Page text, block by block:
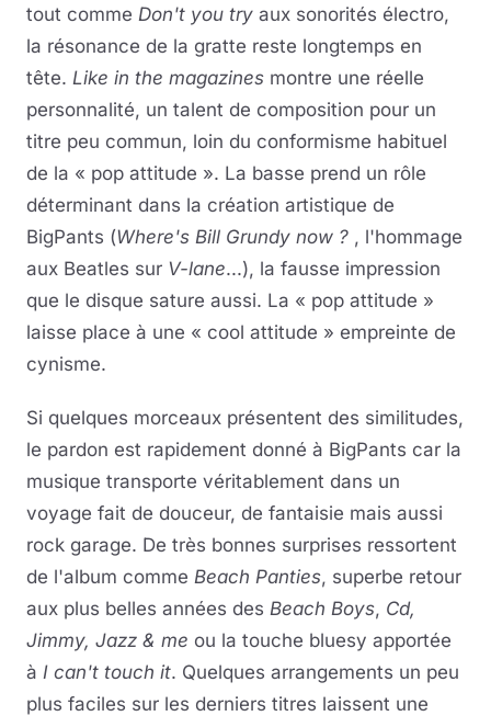
tout comme Don't you try aux sonorités électro,
la résonance de la gratte reste longtemps en
tête. Like in the magazines montre une réelle
personnalité, un talent de composition pour un
titre peu commun, loin du conformisme habituel
de la « pop attitude ». La basse prend un rôle
déterminant dans la création artistique de
BigPants (Where's Bill Grundy now ? , l'hommage
aux Beatles sur V-lane...), la fausse impression
que le disque sature aussi. La « pop attitude »
laisse place à une « cool attitude » empreinte de
cynisme.
Si quelques morceaux présentent des similitudes,
le pardon est rapidement donné à BigPants car la
musique transporte véritablement dans un
voyage fait de douceur, de fantaisie mais aussi
rock garage. De très bonnes surprises ressortent
de l'album comme Beach Panties, superbe retour
aux plus belles années des Beach Boys, Cd,
Jimmy, Jazz & me ou la touche bluesy apportée
à I can't touch it. Quelques arrangements un peu
plus faciles sur les derniers titres laissent une